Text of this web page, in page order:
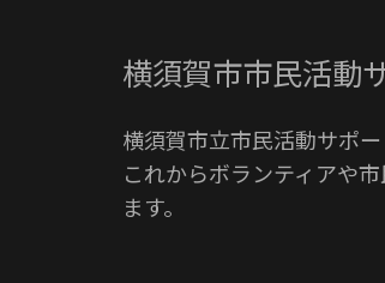
横須賀市市民活動
横須賀市立市民活動サポ
これからボランティアや
ます。